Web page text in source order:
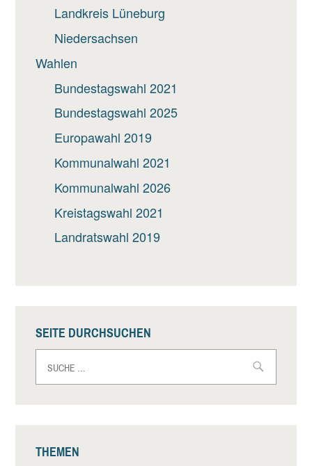
Landkreis Lüneburg
Niedersachsen
Wahlen
Bundestagswahl 2021
Bundestagswahl 2025
Europawahl 2019
Kommunalwahl 2021
Kommunalwahl 2026
Kreistagswahl 2021
Landratswahl 2019
SEITE DURCHSUCHEN
nach:
THEMEN